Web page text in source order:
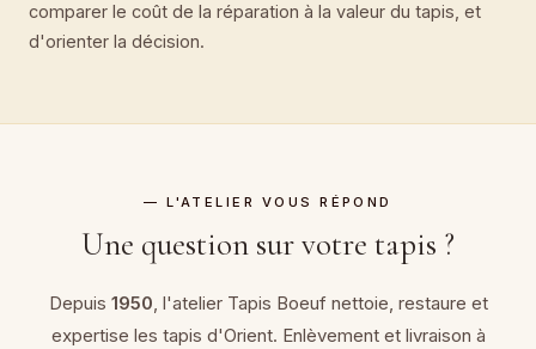
comparer le coût de la réparation à la valeur du tapis, et
d'orienter la décision.
— L'ATELIER VOUS RÉPOND
Une question sur votre tapis ?
Depuis 1950, l'atelier Tapis Boeuf nettoie, restaure et
expertise les tapis d'Orient. Enlèvement et livraison à